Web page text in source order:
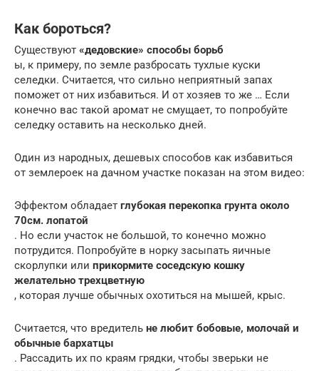
Как бороться?
Существуют «дедовские» способы борьб
ы, к примеру, по земле разбросать тухлые куски
селедки. Считается, что сильно неприятный запах
поможет от них избавиться. И от хозяев то же … Если
конечно вас такой аромат не смущает, то попробуйте
селедку оставить на несколько дней.
Один из народных, дешевых способов как избавиться
от землероек на дачном участке показан на этом видео:
Эффектом обладает глубокая перекопка грунта около
70см. лопатой
. Но если участок не большой, то конечно можно
потрудится. Попробуйте в норку засыпать яичные
скорлупки или прикормите соседскую кошку
желательно трехцветную
, которая лучше обычных охотиться на мышей, крыс.
Считается, что вредитель не любит бобовые, молочай и
обычные бархатцы
. Рассадить их по краям грядки, чтобы зверьки не